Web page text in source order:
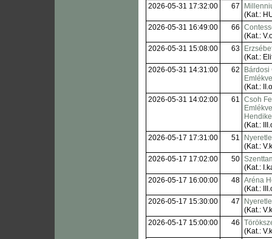
2026-05-31 17:32:00
67
(Kat.:
2026-05-31 16:49:00
66
(Kat.:
2026-05-31 15:08:00
63
(Kat.:
2026-05-31 14:31:00
62
Bárdosi
(Kat.:
2026-05-31 14:02:00
61 Csoh
(Kat.:
2026-05-17 17:31:00
51
(Kat.:
2026-05-17 17:02:00
50
(Kat.:
2026-05-17 16:00:00
48 Aréna
(Kat.:
2026-05-17 15:30:00
47
(Kat.:
2026-05-17 15:00:00
46
(Kat.: